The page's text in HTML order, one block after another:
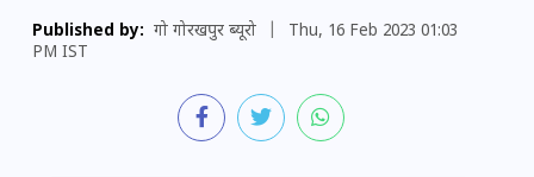
Published by: गो गोरखपुर ब्यूरो
Thu, 16 Feb 2023 01:03
PM IST